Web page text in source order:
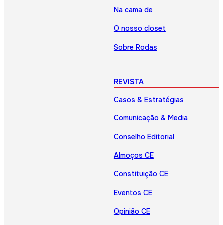
Na cama de
O nosso closet
Sobre Rodas
REVISTA
Casos & Estratégias
Comunicação & Media
Conselho Editorial
Almoços CE
Constituição CE
Eventos CE
Opinião CE